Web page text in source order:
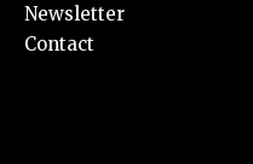
Newsletter
Contact